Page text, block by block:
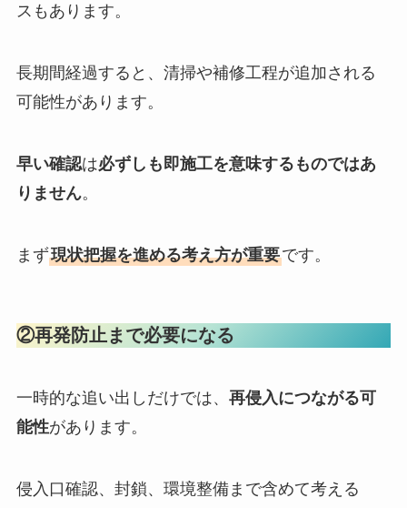
スもあります。
長期間経過すると、清掃や補修工程が追加される
可能性があります。
早い確認は必ずしも即施工を意味するものではあ
りません。
まず現状把握を進める考え方が重要です。
②再発防止まで必要になる
一時的な追い出しだけでは、 再侵入につながる可
能性があります。
侵入口確認、封鎖、環境整備まで含めて考える